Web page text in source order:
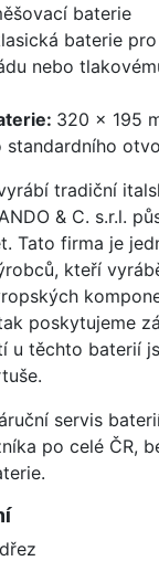
baterie
baterie
nebo
320 x 195
standardního
tradiční
& C. s.r.l.
Tato firma je
kteří
poskytujeme
u těchto baterií
servis
po celé ČR,